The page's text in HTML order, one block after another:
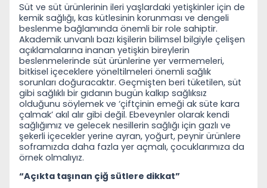
Süt ve süt ürünlerinin ileri yaşlardaki yetişkinler için de
kemik sağlığı, kas kütlesinin korunması ve dengeli
beslenme bağlamında önemli bir role sahiptir.
Akademik unvanlı bazı kişilerin bilimsel bilgiyle çelişen
açıklamalarına inanan yetişkin bireylerin
beslenmelerinde süt ürünlerine yer vermemeleri,
bitkisel içeceklere yöneltilmeleri önemli sağlık
sorunları doğuracaktır. Geçmişten beri tüketilen, süt
gibi sağlıklı bir gıdanın bugün kalkıp sağlıksız
olduğunu söylemek ve ‘çiftçinin emeği ak süte kara
çalmak’ akıl alır gibi değil. Ebeveynler olarak kendi
sağlığımız ve gelecek nesillerin sağlığı için gazlı ve
şekerli içecekler yerine ayran, yoğurt, peynir ürünlere
soframızda daha fazla yer açmalı, çocuklarımıza da
örnek olmalıyız.
“Açıkta taşınan çiğ sütlere dikkat”